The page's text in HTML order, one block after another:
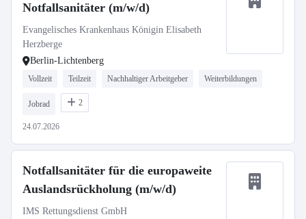
Notfallsanitäter (m/w/d)
Evangelisches Krankenhaus Königin Elisabeth
Herzberge
Berlin-Lichtenberg
Vollzeit Teilzeit Nachhaltiger Arbeitgeber Weiterbildungen
Jobrad 2
24.07.2026
Notfallsanitäter für die europaweite
Auslandsrückholung (m/w/d)
IMS Rettungsdienst GmbH